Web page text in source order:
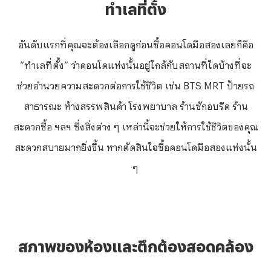
ทำเลที่ตั้ง
อันดับแรกที่คุณจะต้องเลือกดูก่อนซื้อคอนโดมือสองเลยก็คือ
“ทำเลที่ตั้ง” ว่าคอนโดแห่งนั้นอยู่ใกล้กับสถานที่ใดบ้างที่จะ
ช่วยอำนวยความสะดวกต่อการใช้ชีวิต เช่น BTS MRT ป้ายรถ
สาธารณะ ห้างสรรพสินค้า โรงพยาบาล ร้านซักอบรีด ร้าน
สะดวกซื้อ ฯลฯ ซึ่งสิ่งต่าง ๆ เหล่านี้จะช่วยให้การใช้ชีวิตของคุณ
สะดวกสบายมากยิ่งขึ้น หากตัดสินใจซื้อคอนโดมือสองแห่งนั้น
ๆ
สภาพของห้องและตึกต้องสอดคล้อง